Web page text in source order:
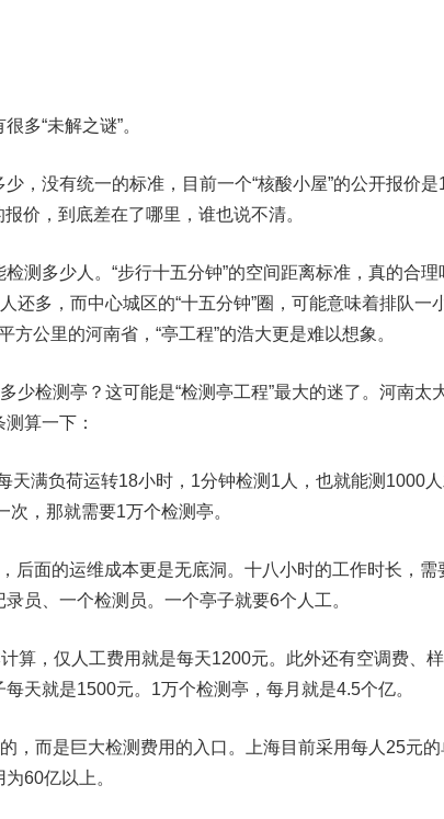
“未解之谜”。
没有统一的标准，目前一个“核酸小屋”的公开报价是
价，到底差在了哪里，谁也说不清。
测多少人。“步行十五分钟”的空间距离标准，真的合理
还多，而中心城区的“十五分钟”圈，可能意味着排队一
方公里的河南省，“亭工程”的浩大更是难以想象。
少检测亭？这可能是“检测亭工程”最大的迷了。河南太
算一下：
满负荷运转18小时，1分钟检测1人，也就能测1000
，那就需要1万个检测亭。
面的运维成本更是无底洞。十八小时的工作时长，需
员、一个检测员。一个亭子就要6个人工。
，仅人工费用就是每天1200元。此外还有空调费、
天就是1500元。1万个检测亭，每月就是4.5个亿。
，而是巨大检测费用的入口 。上海目前采用每人25元的
60亿以上。